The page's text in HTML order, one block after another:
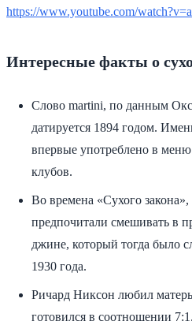
https://www.youtube.com/
Интересные факты о
Слово martini, по данным
датируется 1894 годом.
впервые употреблено в
клубов.
Во времена «Сухого
предпочитали смешивать в
джине, который тогда было
1930 года.
Ричард Никсон любил
готовился в соотношении 7:1.